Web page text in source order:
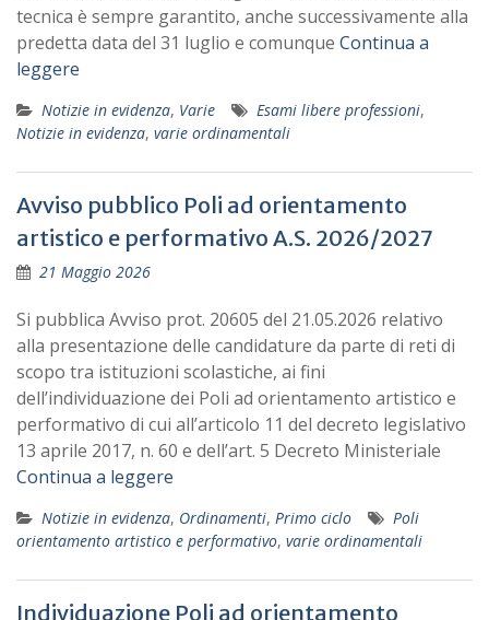
tecnica è sempre garantito, anche successivamente alla
predetta data del 31 luglio e comunque Continua a
leggere
Notizie in evidenza, Varie Esami libere professioni,
Notizie in evidenza, varie ordinamentali
Avviso pubblico Poli ad orientamento
artistico e performativo A.S. 2026/2027
21 Maggio 2026
Si pubblica Avviso prot. 20605 del 21.05.2026 relativo
alla presentazione delle candidature da parte di reti di
scopo tra istituzioni scolastiche, ai fini
dell’individuazione dei Poli ad orientamento artistico e
performativo di cui all’articolo 11 del decreto legislativo
13 aprile 2017, n. 60 e dell’art. 5 Decreto Ministeriale
Continua a leggere
Notizie in evidenza, Ordinamenti, Primo ciclo
Poli
orientamento artistico e performativo, varie ordinamentali
Individuazione Poli ad orientamento